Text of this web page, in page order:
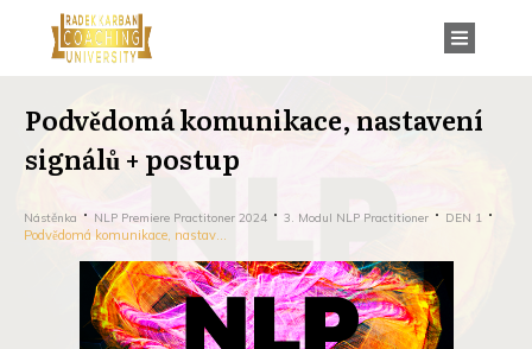
Podvědomá komunikace, nastavení
signálů + postup
Nástěnka NLP Premiere Practitoner 2024 3. Modul NLP Practitioner DEN 1
Podvědomá komunikace, nastavení signálů + postup